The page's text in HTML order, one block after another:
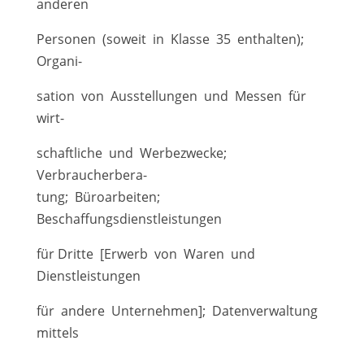
anderen
Personen (soweit in Klasse 35 enthalten);
Organi-
sation von Ausstellungen und Messen für
wirt-
schaftliche und Werbezwecke;
Verbraucherbera-
tung; Büroarbeiten;
Beschaffungsdienstleistungen
für Dritte [Erwerb von Waren und
Dienstleistungen
für andere Unternehmen]; Datenverwaltung
mittels